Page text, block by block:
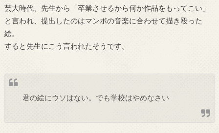
芸大時代、先生から「卒業させるから何か作品をもってこい」
と言われ、提出したのはマンボの音楽に合わせて描き殴った
絵。
すると先生にこう言われたそうです。
君の絵にウソはない。でも学校はやめなさい